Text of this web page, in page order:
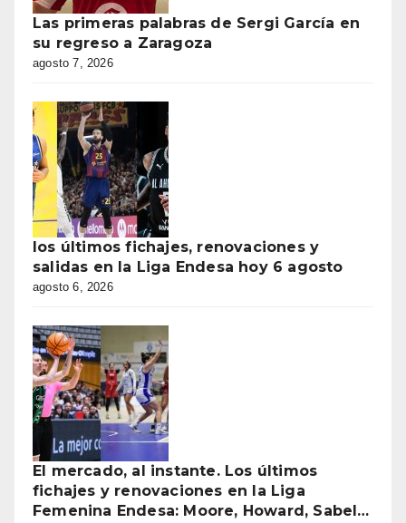
Las primeras palabras de Sergi García en
su regreso a Zaragoza
agosto 7, 2026
los últimos fichajes, renovaciones y
salidas en la Liga Endesa hoy 6 agosto
agosto 6, 2026
El mercado, al instante. Los últimos
fichajes y renovaciones en la Liga
Femenina Endesa: Moore, Howard, Sabel…